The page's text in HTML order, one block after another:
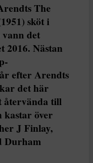
The
sköt i
det
2016. Nästan
efter Arendts
det här
återvända till
kastar över
J Finlay,
Durham